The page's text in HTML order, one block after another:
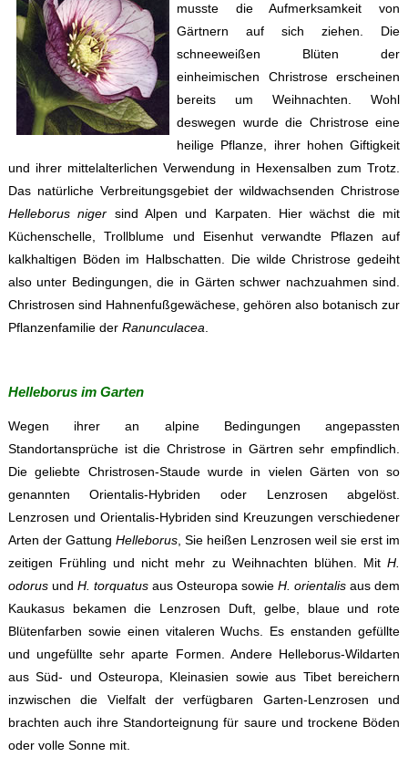
musste die Aufmerksamkeit von
Gärtnern auf sich ziehen. Die
schneeweißen Blüten der
einheimischen Christrose erscheinen
bereits um Weihnachten. Wohl
deswegen wurde die Christrose eine
heilige Pflanze, ihrer hohen Giftigkeit
und ihrer mittelalterlichen Verwendung in Hexensalben zum Trotz.
Das natürliche Verbreitungsgebiet der wildwachsenden Christrose
Helleborus niger sind Alpen und Karpaten. Hier wächst die mit
Küchenschelle, Trollblume und Eisenhut verwandte Pflazen auf
kalkhaltigen Böden im Halbschatten. Die wilde Christrose gedeiht
also unter Bedingungen, die in Gärten schwer nachzuahmen sind.
Christrosen sind Hahnenfußgewächese, gehören also botanisch zur
Pflanzenfamilie der Ranunculacea
Helleborus im Garten
Wegen ihrer an alpine Bedingungen angepassten
Standortansprüche ist die Christrose in Gärtren sehr empfindlich.
Die geliebte Christrosen-Staude wurde in vielen Gärten von so
genannten Orientalis-Hybriden oder Lenzrosen abgelöst.
Lenzrosen und Orientalis-Hybriden sind Kreuzungen verschiedener
Arten der Gattung Helleborus, Sie heißen Lenzrosen weil sie erst im
zeitigen Frühling und nicht mehr zu Weihnachten blühen. MitH.
odorusund H. torquatusaus Osteuropa sowieH. orientalis aus dem
Kaukasus bekamen die Lenzrosen Duft, gelbe, blaue und rote
Blütenfarben sowie einen vitaleren Wuchs. Es enstanden gefüllte
und ungefüllte sehr aparte Formen. Andere Helleborus-Wildarten
aus Süd- und Osteuropa, Kleinasien sowie aus Tibet bereichern
inzwischen die Vielfalt der verfügbaren Garten-Lenzrosen und
brachten auch ihre Standorteignung für saure und trockene Böden
oder volle Sonne mit.